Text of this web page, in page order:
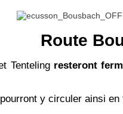
Route
Tenteling resteront
y circuler ainsi